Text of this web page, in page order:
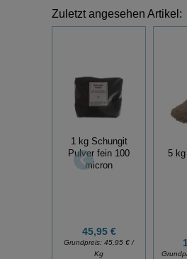
Zuletzt angesehen Artikel:
1 kg Schungit
Pulver fein 100
micron
45,95 €
Grundpreis:45,95 € /
Kg
5 kg